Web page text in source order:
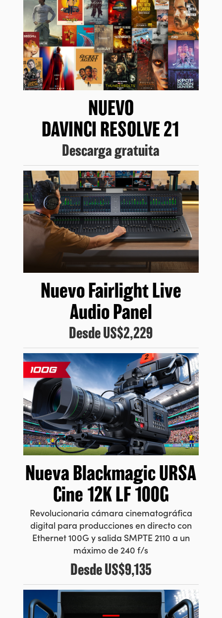
NUEVO
DAVINCI RESOLVE 21
Descarga gratuita
NuevoFairlight Live
Audio Panel
DesdeUS$2,229
NuevaBlackmagic URSA
Cine 12K LF 100G
Revolucionaria cámara cinematográfica
digital para producciones en directo con
Ethernet 100G y salida SMPTE 2110 a un
máximo de 240 f/s
DesdeUS$9,135